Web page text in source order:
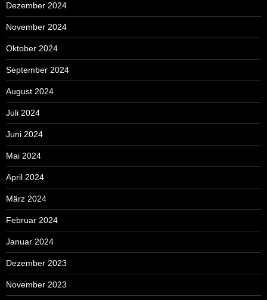
Dezember 2024
November 2024
Oktober 2024
September 2024
August 2024
Juli 2024
Juni 2024
Mai 2024
April 2024
März 2024
Februar 2024
Januar 2024
Dezember 2023
November 2023